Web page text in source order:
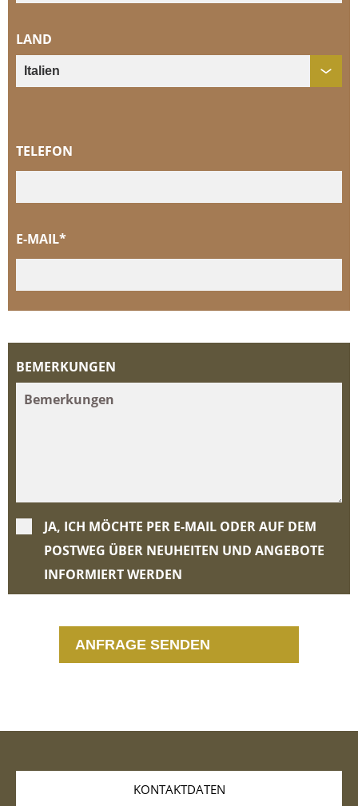
LAND
TELEFON
E-MAIL*
BEMERKUNGEN
JA, ICH MÖCHTE PER E-MAIL ODER AUF DEM
POSTWEG ÜBER NEUHEITEN UND ANGEBOTE
INFORMIERT WERDEN
KONTAKTDATEN